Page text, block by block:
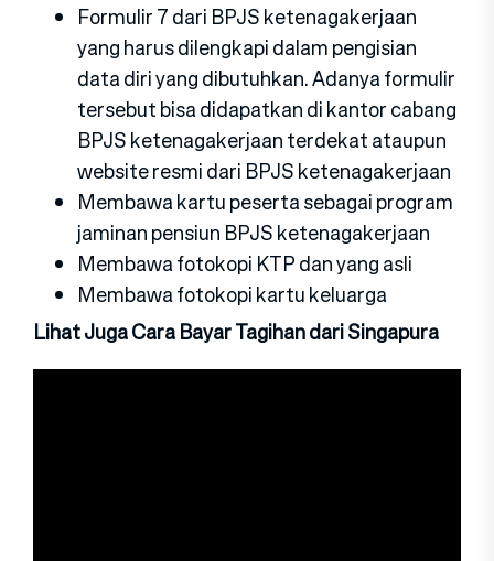
Formulir 7 dari BPJS ketenagakerjaan
yang harus dilengkapi dalam pengisian
data diri yang dibutuhkan. Adanya formulir
tersebut bisa didapatkan di kantor cabang
BPJS ketenagakerjaan terdekat ataupun
website resmi dari BPJS ketenagakerjaan
Membawa kartu peserta sebagai program
jaminan pensiun BPJS ketenagakerjaan
Membawa fotokopi KTP dan yang asli
Membawa fotokopi kartu keluarga
Lihat Juga Cara Bayar Tagihan dari Singapura